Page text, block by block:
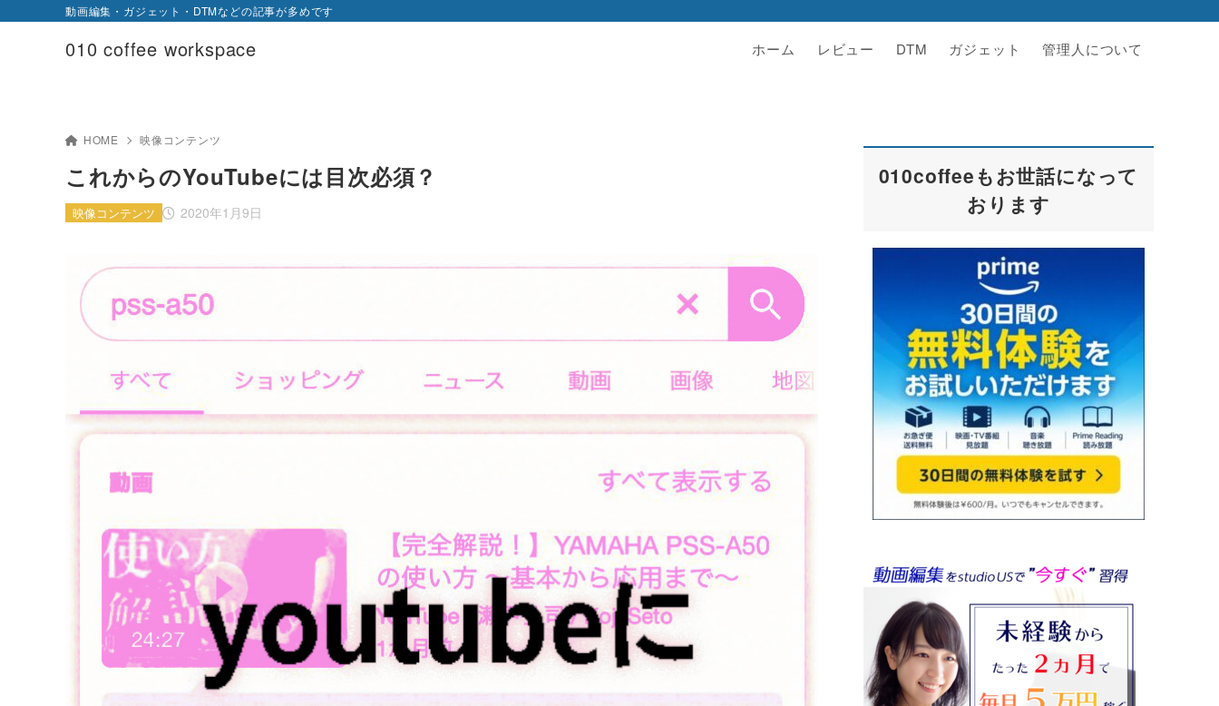
010 coffee workspace
動画編集・ガジェット・DTMなどの記事が多めです
ホーム レビュー DTM ガジェット 管理人について
HOME 映像コンテンツ
これからのYouTubeには目次必須？
2020年1月9日
映像コンテンツ
010coffeeもお世話になって
おります